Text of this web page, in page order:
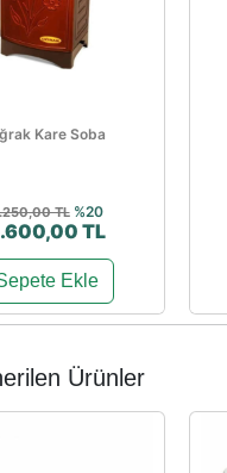
Kare Soba
TL %20
TL
Ekle
Ürünler